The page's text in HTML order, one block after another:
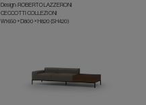
Design : ROBERTO LAZZERONI
CECCOTTI COLLEZIONI
W1650 × D800 × H820 (SH420)